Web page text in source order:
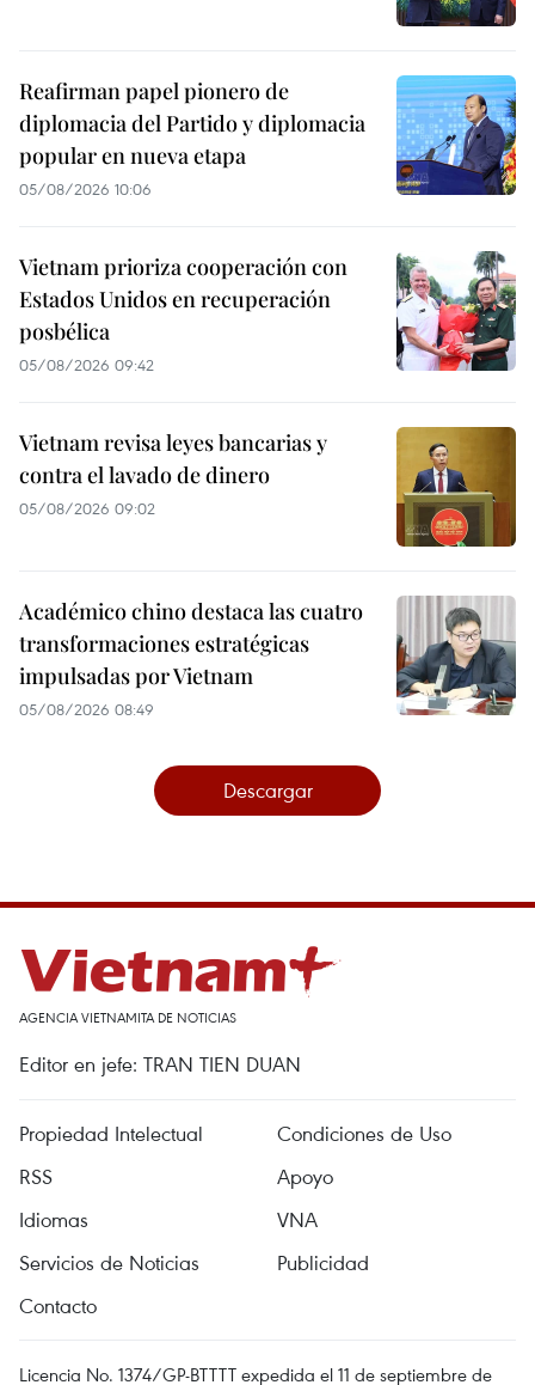
Reafirman papel pionero de
diplomacia del Partido y diplomacia
popular en nueva etapa
05/08/2026 10:06
Vietnam prioriza cooperación con
Estados Unidos en recuperación
posbélica
05/08/2026 09:42
Vietnam revisa leyes bancarias y
contra el lavado de dinero
05/08/2026 09:02
Académico chino destaca las cuatro
transformaciones estratégicas
impulsadas por Vietnam
05/08/2026 08:49
Descargar
AGENCIA VIETNAMITA DE NOTICIAS
Editor en jefe: TRAN TIEN DUAN
Propiedad Intelectual
Condiciones de Uso
RSS
Apoyo
Idiomas
VNA
Servicios de Noticias
Publicidad
Contacto
Licencia No. 1374/GP-BTTTT expedida el 11 de septiembre de